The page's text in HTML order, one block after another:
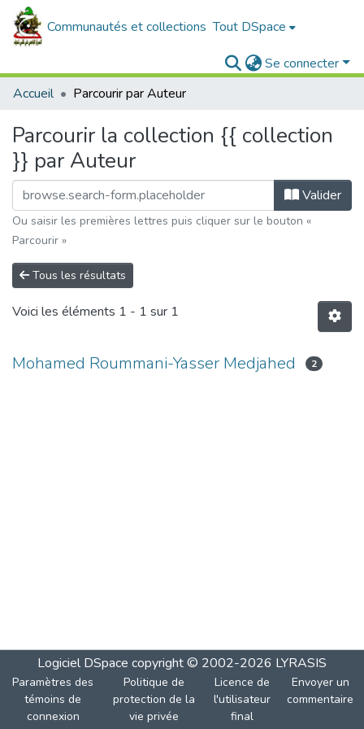
Communautés et collections Tout DSpace
Se connecter
Accueil
Parcourir par Auteur
Parcourir la collection {{ collection
}} par Auteur
Valider
Ou saisir les premières lettres puis cliquer sur le bouton «
Parcourir »
Tous les résultats
Voici les éléments 1 - 1 sur 1
Mohamed Roummani-Yasser Medjahed 2
Logiciel DSpace copyright © 2002-2026 LYRASIS
Paramètres des
témoins de
connexion
Politique de
protection de la
vie privée
Licence de
l'utilisateur
final
Envoyer un
commentaire